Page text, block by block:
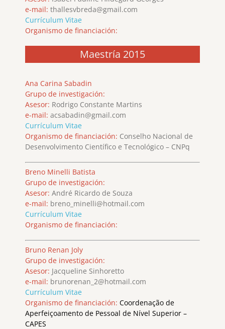
e-mail: thallesvbreda@gmail.com
Currículum Vitae
Organismo de financiación:
Maestría 2015
Ana Carina Sabadin
Grupo de investigación:
Asesor: Rodrigo Constante Martins
e-mail: acsabadin@gmail.com
Currículum Vitae
Organismo de financiación: Conselho Nacional de
Desenvolvimento Científico e Tecnológico – CNPq
Breno Minelli Batista
Grupo de investigación:
Asesor: André Ricardo de Souza
e-mail: breno_minelli@hotmail.com
Currículum Vitae
Organismo de financiación:
Bruno Renan Joly
Grupo de investigación:
Asesor: Jacqueline Sinhoretto
e-mail: brunorenan_2@hotmail.com
Currículum Vitae
Organismo de financiación: Coordenação de
Aperfeiçoamento de Pessoal de Nível Superior –
CAPES